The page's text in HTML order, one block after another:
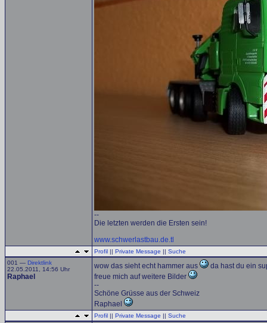
--
Die letzten werden die Ersten sein!
www.schwerlastbau.de.tl
Profil || Private Message || Suche
001 — Direktlink
22.05.2011, 14:56 Uhr
Raphael
wow das sieht echt hammer aus
da hast du ein
freue mich auf weitere Bilder
--
Schöne Grüsse aus der Schweiz
Raphael
Profil || Private Message || Suche